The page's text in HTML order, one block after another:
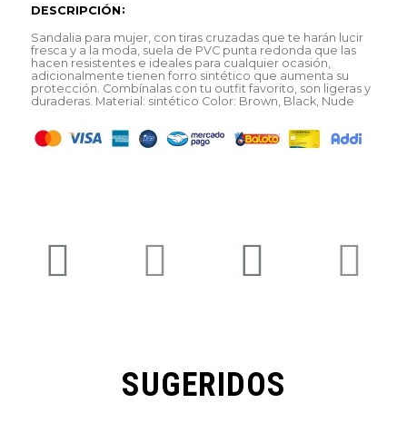
DESCRIPCIÓN
Sandalia para mujer, con tiras cruzadas que te harán lucir
fresca y a la moda, suela de PVC punta redonda que las
hacen resistentes e ideales para cualquier ocasión,
adicionalmente tienen forro sintético que aumenta su
protección. Combínalas con tu outfit favorito, son ligeras y
duraderas. Material: sintético Color: Brown, Black, Nude
SUGERIDOS